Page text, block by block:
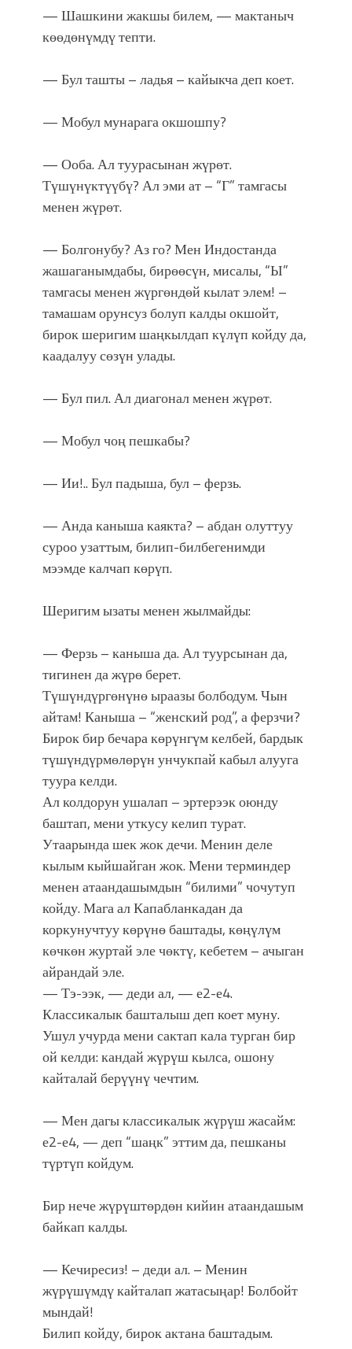
— Шашкини жакшы билем, — мактаныч
көөдөнүмдү тепти.
— Бул ташты – ладья – кайыкча деп коет.
— Мобул мунарага окшошпу?
— Ооба. Ал туурасынан жүрөт.
Түшүнүктүүбү? Ал эми ат – “Г” тамгасы
менен жүрөт.
— Болгонубу? Аз го? Мен Индостанда
жашаганымдабы, бирөөсүн, мисалы, “Ы”
тамгасы менен жүргөндөй кылат элем! –
тамашам орунсуз болуп калды окшойт,
бирок шеригим шаңкылдап күлүп койду да,
каадалуу сөзүн улады.
— Бул пил. Ал диагонал менен жүрөт.
— Мобул чоң пешкабы?
— Ии!.. Бул падыша, бул – ферзь.
— Анда каныша каякта? – абдан олуттуу
суроо узаттым, билип-билбегенимди
мээмде калчап көрүп.
Шеригим ызаты менен жылмайды:
— Ферзь – каныша да. Ал туурсынан да,
тигинен да жүрө берет.
Түшүндүргөнүнө ыраазы болбодум. Чын
айтам! Каныша – “женский род”, а ферзчи?
Бирок бир бечара көрүнгүм келбей, бардык
түшүндүрмөлөрүн унчукпай кабыл алууга
туура келди.
Ал колдорун ушалап – эртерээк оюнду
баштап, мени уткусу келип турат.
Утаарында шек жок дечи. Менин деле
кылым кыйшайган жок. Мени терминдер
менен атаандашымдын “билими” чочутуп
койду. Мага ал Капабланкадан да
коркунучтуу көрүнө баштады, көңүлүм
көчкөн журтай эле чөктү, кебетем – ачыган
айрандай эле.
— Тэ-ээк, — деди ал, — е2-е4.
Классикалык башталыш деп коет муну.
Ушул учурда мени сактап кала турган бир
ой келди: кандай жүрүш кылса, ошону
кайталай берүүнү чечтим.
— Мен дагы классикалык жүрүш жасайм:
е2-е4, — деп “шаңк” эттим да, пешканы
түртүп койдум.
Бир нече жүрүштөрдөн кийин атаандашым
байкап калды.
— Кечиресиз! – деди ал. – Менин
жүрүшүмдү кайталап жатасыңар! Болбойт
мындай!
Билип койду, бирок актана баштадым.